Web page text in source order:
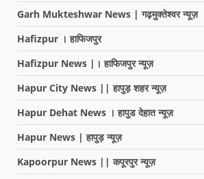
Garh Mukteshwar News | गढ़मुक्तेश्वर न्यूज़
Hafizpur । हाफिजपुर
Hafizpur News |। हाफिजपुर न्यूज़
Hapur City News || हापुड़ शहर न्यूज़
Hapur Dehat News । हापुड देहात न्यूज़
Hapur News | हापुड़ न्यूज़
Kapoorpur News || कपूरपुर न्यूज़